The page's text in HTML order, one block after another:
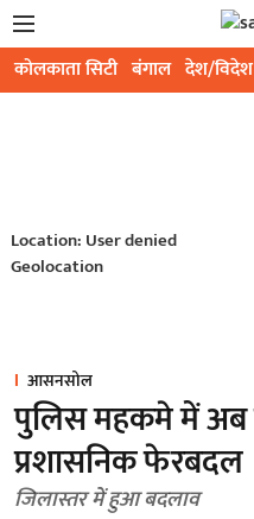
कोलकाता सिटी बंगाल देश/विदेश
Location: User denied
Geolocation
आसनसोल
पुलिस महकमे में
प्रशासनिक फेरबदल
जिलास्तर में हुआ बदलाव